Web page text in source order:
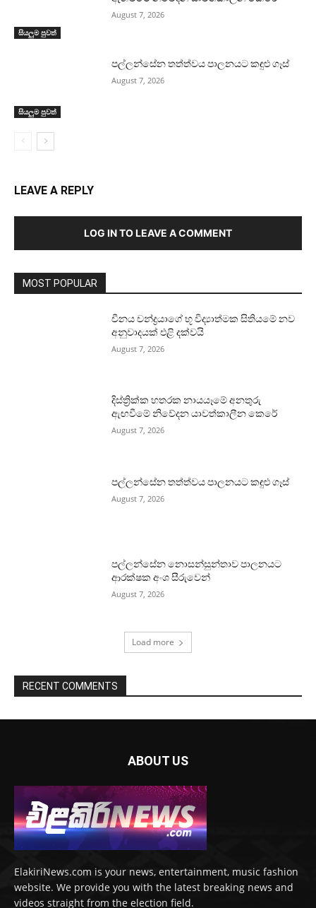
සියලුම පුවත්
August 7, 2026
සියලුම පුවත්
පල්ලන්සේන තත්ත්වය පාලනයට කඳුළු ගෑස්
August 7, 2026
LEAVE A REPLY
LOG IN TO LEAVE A COMMENT
MOST POPULAR
චීනය චන්ද්‍රයාගේ භූ විද්‍යාත්මක සිතියමේ නව
අනුවාදයක් එළි දක්වයි
August 7, 2026
දිස්ත්‍රික්ක හතරක නායයෑමේ අනතුරු
ඇඟවීමේ නිවේදන යාවත්කාලීන කෙරේ
August 7, 2026
පල්ලන්සේන තත්ත්වය පාලනයට කඳුළු ගෑස්
August 7, 2026
පල්ලන්සේන නොසන්සුන්තාව පාලනයට
ආරක්ෂක අංශ සීරුවෙන්
August 7, 2026
Load more
RECENT COMMENTS
ABOUT US
ElakiriNews.com is your news, entertainment, music fashion
website. We provide you with the latest breaking news and
videos straight from the election field.